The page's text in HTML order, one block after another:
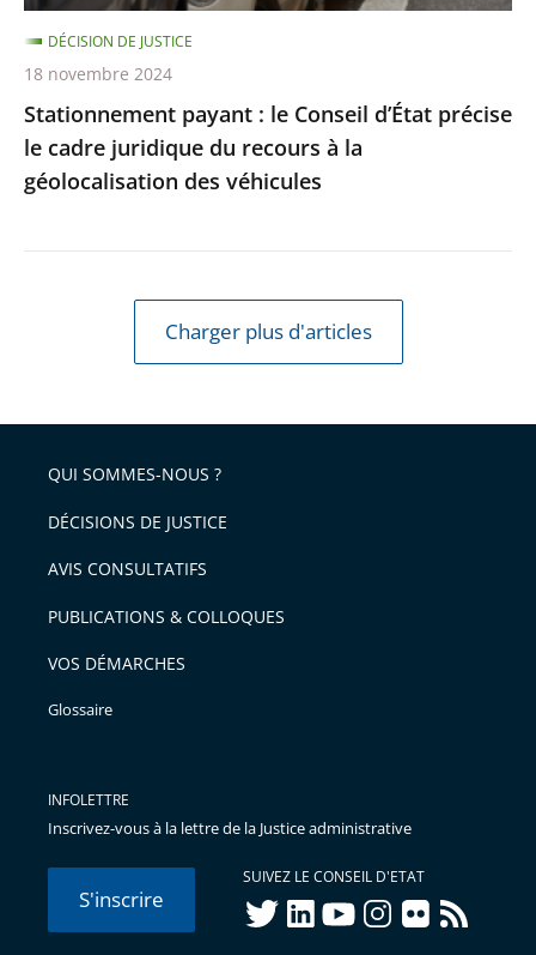
juridique
du
recours
à
la
géolocalisation
Stationnement payant : le Conseil d’État précise
le cadre juridique du recours à la
géolocalisation des véhicules
DÉCISION DE JUSTICE
18 novembre 2024
Charger plus d'articles
QUI SOMMES-NOUS ?
DÉCISIONS DE JUSTICE
AVIS CONSULTATIFS
PUBLICATIONS & COLLOQUES
VOS DÉMARCHES
Glossaire
INFOLETTRE
Inscrivez-vous à la lettre de la Justice administrative
S'inscrire
SUIVEZ LE CONSEIL D'ETAT
twitterlinkedInyoutubeinstagram
flickr rss